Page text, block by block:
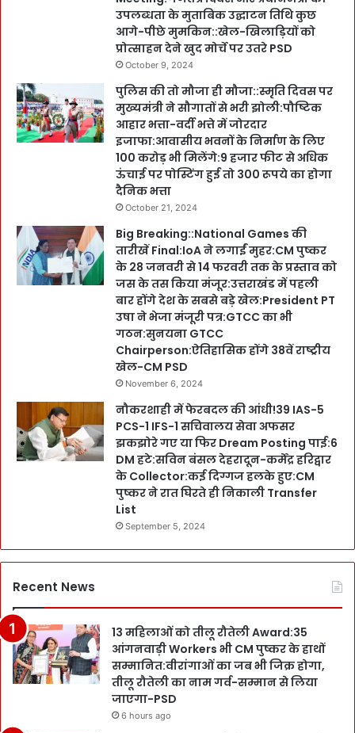
उपलब्धता के मुताबिक उद्घाटन तिथि कुछ
आगे-पीछे मुमकिन::खेल-खिलाड़ियों को
प्रोत्साहन देने खुद मोर्चे पर उतरे PSD
October 9, 2024
पुलिस की तो मौजा ही मौजा::स्मृति दिवस पर
मुख्यमंत्री ने सौगातों से भरी झोली:पौष्टिक
आहार भत्ता-वर्दी भत्ते में जोरदार
इजाफा:आवासीय भवनों के निर्माण के लिए
100 करोड़ भी मिलेंगे:9 हजार फीट से अधिक
ऊंचाई पर पोस्टिंग हुई तो 300 रूपये का होगा
दैनिक भत्ता
October 21, 2024
Big Breaking::National Games की
तारीखें Final:IoA ने लगाईं मुहर:CM पुष्कर
के 28 जनवरी से 14 फरवरी तक के प्रस्ताव को
जस के तस किया मंजूर:उत्तराखंड में पहली
बार होंगे देश के सबसे बड़े खेल:President PT
उषा ने भेजा मंजूरी पत्र:GTCC का भी
गठन:सुनयना GTCC
Chairperson:ऐतिहासिक होंगे 38वें राष्ट्रीय
खेल-CM PSD
November 6, 2024
नौकरशाही में फेरबदल की आंधी!39 IAS-5
PCS-1 IFS-1 सचिवालय सेवा अफसर
झकझोरे गए या फिर Dream Posting पाई:6
DM हटे:सविन बंसल देहरादून-कर्मेंद्र हरिद्वार
के Collector:कई दिग्गज हलके हुए:CM
पुष्कर ने रात घिरते ही निकाली Transfer
List
September 5, 2024
Recent News
13 महिलाओं को तीलू रौतेली Award:35
आंगनवाड़ी Workers भी CM पुष्कर के हाथों
सम्मानित:वीरांगाओं का जब भी जिक्र होगा,
तीलू रौतेली का नाम गर्व-सम्मान से लिया
जाएगा-PSD
6 hours ago